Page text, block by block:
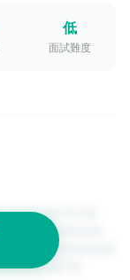
低
面試難度